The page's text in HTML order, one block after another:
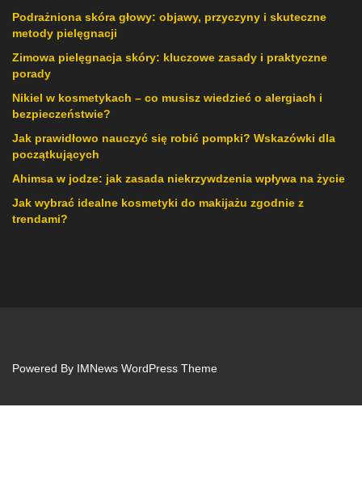
Podrażniona skóra głowy: objawy, przyczyny i skuteczne
metody pielęgnacji
Zimowa pielęgnacja skóry: kluczowe zasady i praktyczne
porady
Nikiel w kosmetykach – co musisz wiedzieć o alergiach i
bezpieczeństwie?
Jak prawidłowo nauczyć się robić pompki? Wskazówki dla
początkujących
Ahimsa w jodze: jak zasada niekrzywdzenia wpływa na życie
Jak wybrać idealne kosmetyki do makijażu zgodnie z
trendami?
Powered By IMNews WordPress Theme